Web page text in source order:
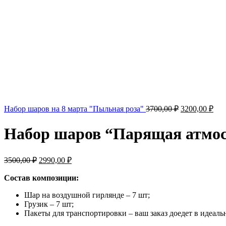
Набор шаров на 8 марта "Пыльная роза" 3700,00₽
3700,00 ₽.
3200,00 ₽
Набор шаров “Парящая
3500,00₽ Первоначальная
составляла
2990,00 ₽Текущая
2990,00 ₽.
Состав композиции:
Шар на воздушной гирлянде – 7 шт;
Грузик – 7 шт;
Пакеты для транспортировки – ваш заказ доедет в